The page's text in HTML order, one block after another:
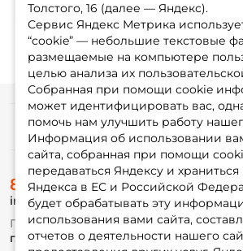
Толстого, 16 (далее — Яндекс).
Сервис Яндекс Метрика
“cookie” — небольшие текстовые
размещаемые на компьютере
целью анализа их
Собранная при помощи cookie
может идентифицировать вас,
помочь нам улучшить работу
Информация об использовании
сайта, собранная при помощи
передаваться Яндексу и
Яндекса в ЕС и Российской
будет обрабатывать эту
использования вами сайта,
отчетов о деятельности нашего
Номер телефона: *
Придумайте пароль: *
Повторите пароль: *
Заполняя данную форму вы
персональных данных
Создать аккаунт
У меня уже есть
Информация
О магазине
Доставка
Оплата
Fox-bonus
Гуру
8 (495) 532-77-88
info@foxfishing.ru
По вопросам с заказом
г. Москва, ул. Плеханова д.7